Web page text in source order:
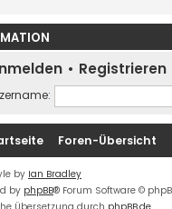
• Registrieren
Foren-Übersicht
by Ian Bradley
by phpBB® Forum Software ©